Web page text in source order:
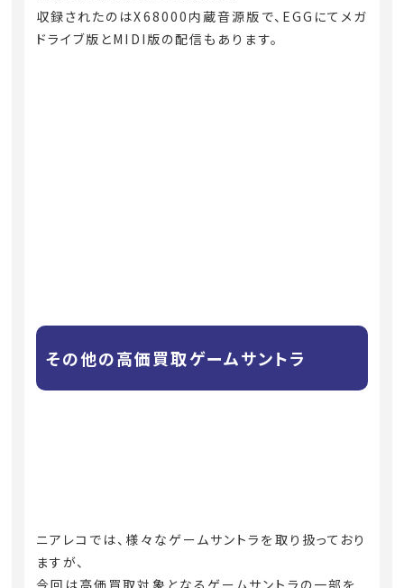
収録されたのはX68000内蔵音源版で、EGGにてメガ
ドライブ版とMIDI版の配信もあります。
その他の高価買取ゲームサントラ
ニアレコでは、様々なゲームサントラを取り扱っており
ますが、
今回は高価買取対象となるゲームサントラの一部を